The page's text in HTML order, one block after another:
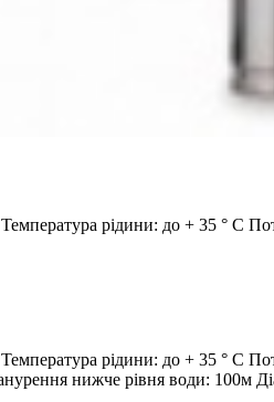
рідини: до + 35 ° С
рідини: до + 35 ° С
нижче рівня води: